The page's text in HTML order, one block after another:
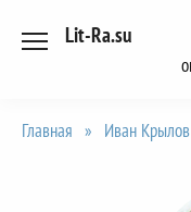
Lit-Ra.su
Главная » Иван Крылов